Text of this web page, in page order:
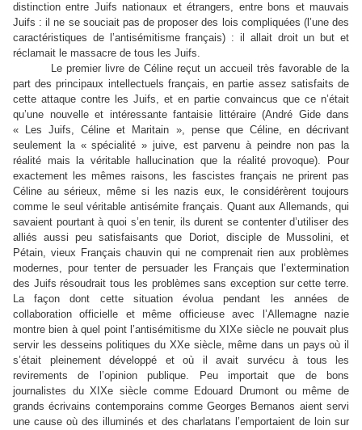
distinction entre Juifs nationaux et étrangers, entre bons et mauvais
Juifs : il ne se souciait pas de proposer des lois compliquées (l’une des
caractéristiques de l’antisémitisme français) : il allait droit un but et
réclamait le massacre de tous les Juifs.
Le premier livre de Céline reçut un accueil très favorable de la
part des principaux intellectuels français, en partie assez satisfaits de
cette attaque contre les Juifs, et en partie convaincus que ce n’était
qu’une nouvelle et intéressante fantaisie littéraire (André Gide dans
« Les Juifs, Céline et Maritain », pense que Céline, en décrivant
seulement la « spécialité » juive, est parvenu à peindre non pas la
réalité mais la véritable hallucination que la réalité provoque). Pour
exactement les mêmes raisons, les fascistes français ne prirent pas
Céline au sérieux, même si les nazis eux, le considérèrent toujours
comme le seul véritable antisémite français. Quant aux Allemands, qui
savaient pourtant à quoi s’en tenir, ils durent se contenter d’utiliser des
alliés aussi peu satisfaisants que Doriot, disciple de Mussolini, et
Pétain, vieux Français chauvin qui ne comprenait rien aux problèmes
modernes, pour tenter de persuader les Français que l’extermination
des Juifs résoudrait tous les problèmes sans exception sur cette terre.
La façon dont cette situation évolua pendant les années de
collaboration officielle et même officieuse avec l’Allemagne nazie
montre bien à quel point l’antisémitisme du XIXe siècle ne pouvait plus
servir les desseins politiques du XXe siècle, même dans un pays où il
s’était pleinement développé et où il avait survécu à tous les
revirements de l’opinion publique. Peu importait que de bons
journalistes du XIXe siècle comme Edouard Drumont ou même de
grands écrivains contemporains comme Georges Bernanos aient servi
une cause où des illuminés et des charlatans l’emportaient de loin sur